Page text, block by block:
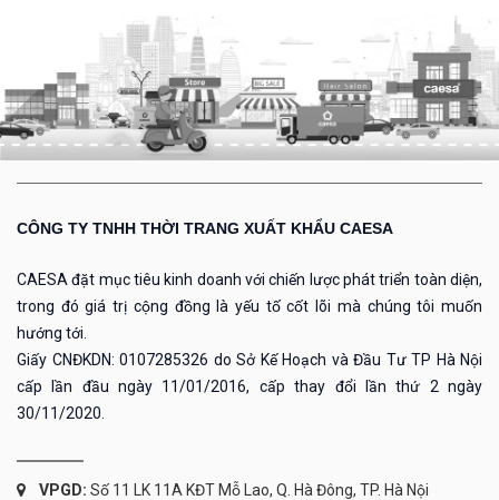
CÔNG TY TNHH THỜI TRANG XUẤT KHẨU CAESA
CAESA đặt mục tiêu kinh doanh với chiến lược phát triển toàn diện,
trong đó giá trị cộng đồng là yếu tố cốt lõi mà chúng tôi muốn
hướng tới.
Giấy CNĐKDN: 0107285326 do Sở Kế Hoạch và Đầu Tư TP Hà Nội
cấp lần đầu ngày 11/01/2016, cấp thay đổi lần thứ 2 ngày
30/11/2020.
VPGD: Số 11 LK 11A KĐT Mỗ Lao, Q. Hà Đông, TP. Hà Nội